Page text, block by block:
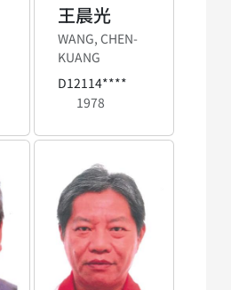
王晨光
WANG, CHEN-
KUANG
D12114****
1978